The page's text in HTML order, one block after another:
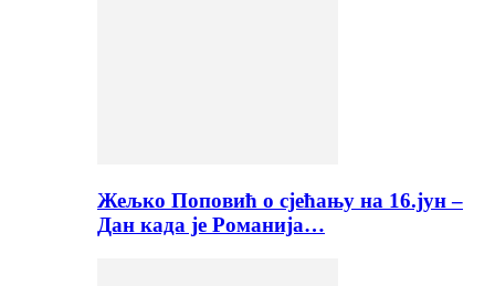
Жељко Поповић о сјећању на 16.јун –
Дан када је Романија…